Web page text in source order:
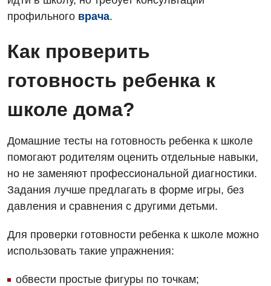
Терапевтическое отделение
Терапия
Урологическое отделение
Урология
Физиотерапия
Хирургическое отделение
Эндокринология
Детская аллергология
профильного врача.
Как проверить
готовность ребенка к
школе дома?
Домашние тесты на готовность ребенка к школе
помогают родителям оценить отдельные навыки,
но не заменяют профессиональной диагностики.
Задания лучше предлагать в форме игры, без
давления и сравнения с другими детьми.
Для проверки готовности ребенка к школе можно
использовать такие упражнения:
обвести простые фигуры по точкам;